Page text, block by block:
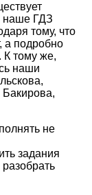
наше ГДЗ
тому, что
а подробно
К тому же,
наши
не
задания